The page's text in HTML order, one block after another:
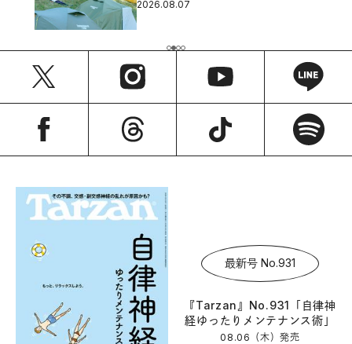
2026.08.07
最新号 No.931
『Tarzan』No.931「自律神
経ゆったりメンテナンス術」
08.06（木）発売